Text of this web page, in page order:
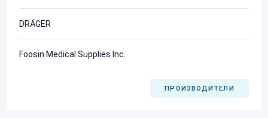
DRÄGER
Foosin Medical Supplies Inc.
ПРОИЗВОДИТЕЛИ